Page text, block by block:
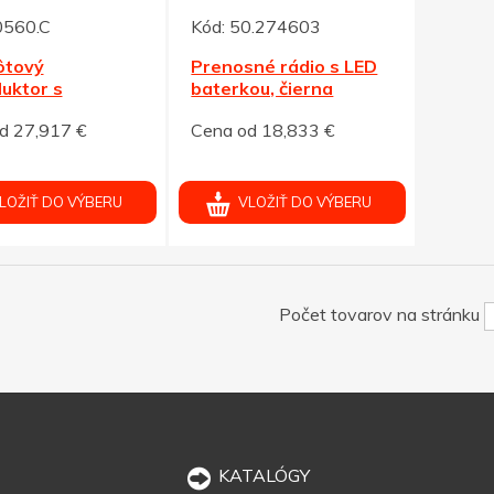
s
27,917 €
DO VÝBERU
Kód: 50.274603
Prenosné rádio s LED
baterkou, čierna
Cena od 18,833 €
VLOŽIŤ DO VÝBERU
Počet tovarov na stránku
KATALÓGY